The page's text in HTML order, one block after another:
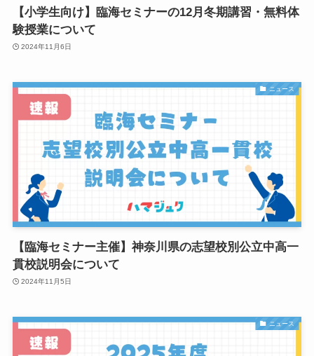
【小学生向け】臨海セミナーの12月冬期講習・無料体
験授業について
2024年11月6日
ニュース
【臨海セミナー主催】神奈川県の志望校別公立中高一
貫校説明会について
2024年11月5日
ニュース